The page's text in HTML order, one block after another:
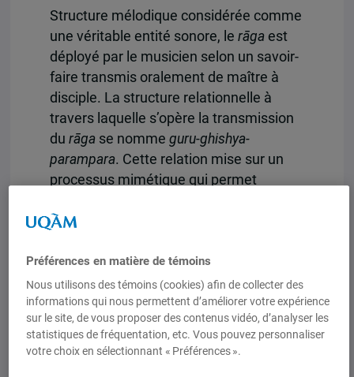
Structure mélodique considérée comme
une véritable entité sonore, le rāga est
déployé par le musicien selon un savoir-
faire transmis oralement de maître à
disciple. La structure relationnelle à
travers laquelle s’opère la transmission
du rāga se nomme guru-ghishya-
parampara. Cette relation mise sur un
processus mimétique qui permet
transcendant la simple reproduction.
Pour mieux comprendre le concept de
musicien Jonathan Voyer vous convie à
un atelier-démonstration en compagnie
de son maître de santoor Pandit Satish
Vyas.
Préférences en matière de témoins
Nous utilisons des témoins (cookies) afin de collecter des
informations qui nous permettent d’améliorer votre expérience
sur le site, de vous proposer des contenus vidéo, d’analyser les
statistiques de fréquentation, etc. Vous pouvez personnaliser
votre choix en sélectionnant « Préférences ».